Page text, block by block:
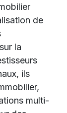
de
la
ils
multi-